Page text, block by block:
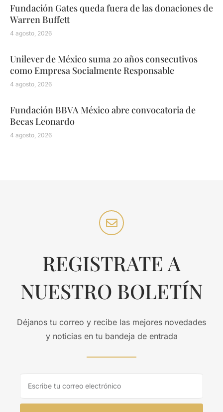
Fundación Gates queda fuera de las donaciones de
Warren Buffett
4 agosto, 2026
Unilever de México suma 20 años consecutivos
como Empresa Socialmente Responsable
4 agosto, 2026
Fundación BBVA México abre convocatoria de
Becas Leonardo
4 agosto, 2026
REGISTRATE A
NUESTRO BOLETÍN
Déjanos tu correo y recibe las mejores novedades
y noticias en tu bandeja de entrada